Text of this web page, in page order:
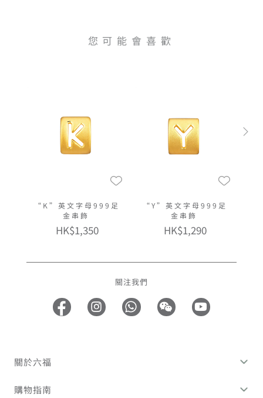
您可能會喜歡
“K”英文字母999足
金串飾
HK$1,350
“Y”英文字母999足
金串飾
HK$1,290
關注我們
關於六福
購物指南